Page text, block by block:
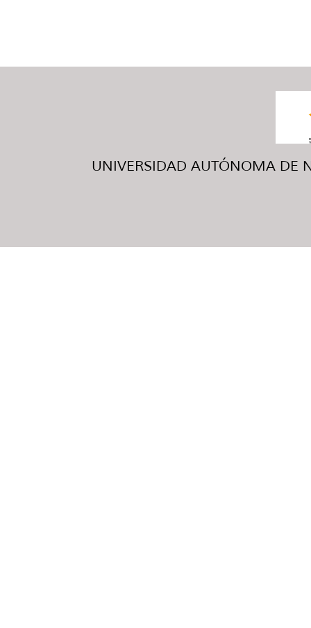
UNIVERSIDAD AUTÓNOMA DE